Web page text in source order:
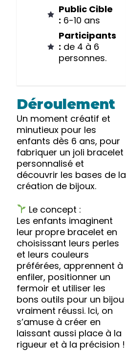
Public Cible
: 6-10 ans
Participants
: de 4 à 6
personnes.
Déroulement
Un moment créatif et
minutieux pour les
enfants dès 6 ans, pour
fabriquer un joli bracelet
personnalisé et
découvrir les bases de la
création de bijoux.
Le concept :
Les enfants imaginent
leur propre bracelet en
choisissant leurs perles
et leurs couleurs
préférées, apprennent à
enfiler, positionner un
fermoir et utiliser les
bons outils pour un bijou
vraiment réussi. Ici, on
s’amuse à créer en
laissant aussi place à la
rigueur et à la précision !